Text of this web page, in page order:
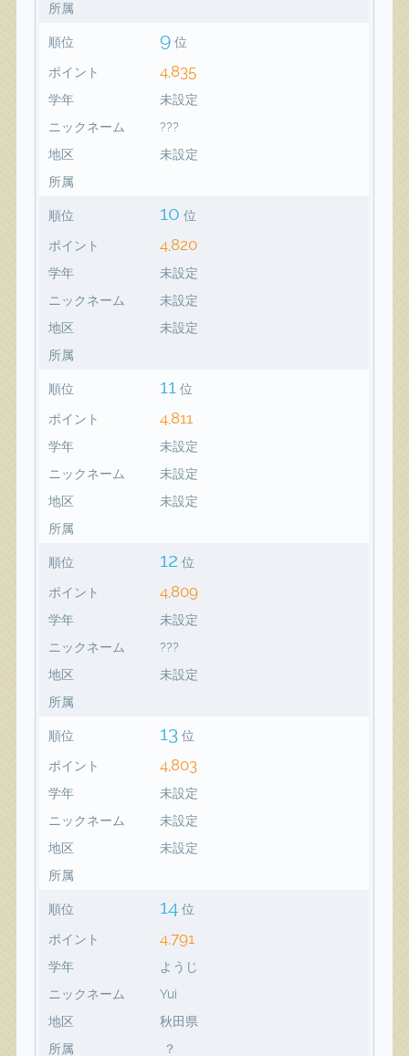
所属
順位 9 位
ポイント 4,835
学年
未設定
ニックネーム
???
地区
未設定
所属
順位 10 位
ポイント 4,820
学年
未設定
ニックネーム
未設定
地区
未設定
所属
順位 11 位
ポイント 4,811
学年
未設定
ニックネーム
未設定
地区
未設定
所属
順位 12 位
ポイント 4,809
学年
未設定
ニックネーム
???
地区
未設定
所属
順位 13 位
ポイント 4,803
学年
未設定
ニックネーム
未設定
地区
未設定
所属
順位 14 位
ポイント 4,791
学年
ようじ
ニックネーム
Yui
地区
秋田県
所属
？